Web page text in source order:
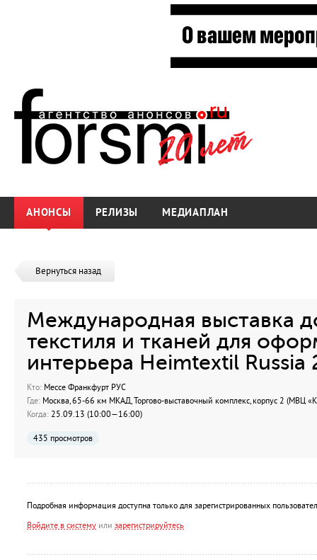
АНОНСЫ РЕЛИЗЫ МЕДИАПЛАН
Вернуться назад
Международная выставка
текстиля и тканей для
интерьера Heimtextil Russia
Кто: Мессе Франкфурт РУС
Где: Москва, 65-66 км МКАД, Торгово-выставочный комплекс, корпус 2 (МВЦ
Когда: 25.09.13 (10:00—16:00)
435 просмотров
Подробная информация доступна только для зарегистрированных
Войдите в систему или зарегистрируйтесь